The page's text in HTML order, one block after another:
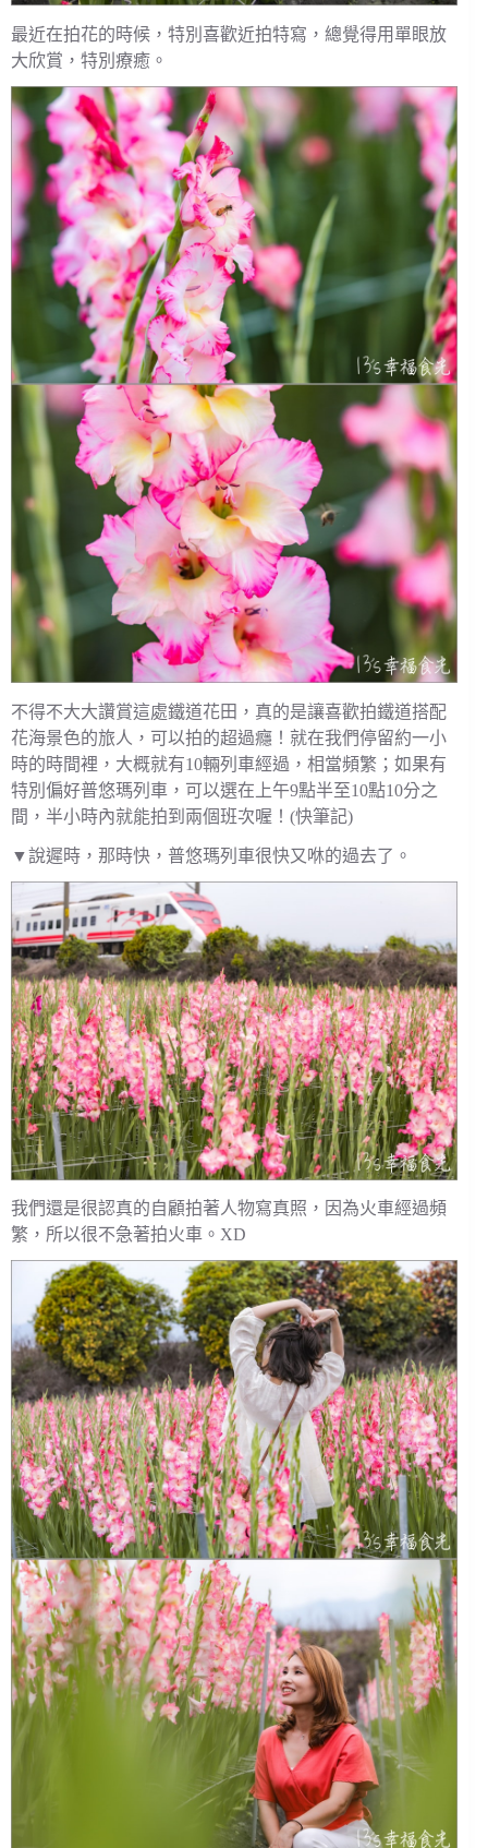
最近在拍花的時候，特別喜歡近拍特寫，總覺得用單眼放
大欣賞，特別療癒。
不得不大大讚賞這處鐵道花田，真的是讓喜歡拍鐵道搭配
花海景色的旅人，可以拍的超過癮！就在我們停留約一小
時的時間裡，大概就有10輛列車經過，相當頻繁；如果有
特別偏好普悠瑪列車，可以選在上午9點半至10點10分之
間，半小時內就能拍到兩個班次喔！(快筆記)
▼說遲時，那時快，普悠瑪列車很快又咻的過去了。
我們還是很認真的自顧拍著人物寫真照，因為火車經過頻
繁，所以很不急著拍火車。XD